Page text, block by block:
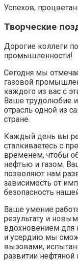
Успехов,
Творческие
Дорогие коллеги
промышленности!
Сегодня мы
газовой
каждого из вас с
Ваше трудолюбие
отрасль одной из
стране.
Каждый день вы
сталкиваетесь с
временем, чтобы
нефтью и газом.
позволяют нам
зависимость от
безопасность
Ваше умение
результату и
вдохновением для
и усердию мы
вызовами,
развитии